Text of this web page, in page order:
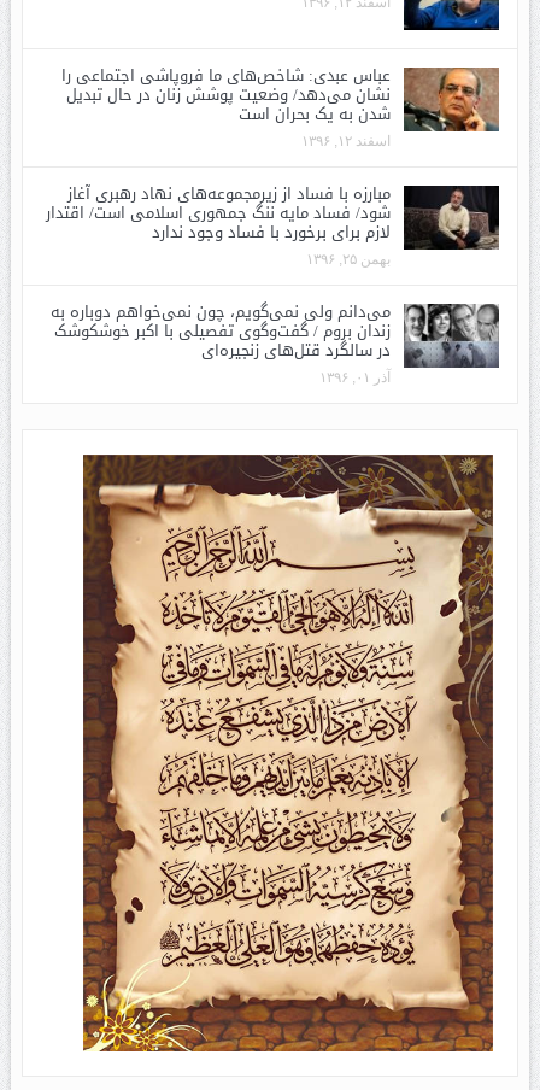
عباس عبدی: شاخص‌های ما فروپاشی اجتماعی را
نشان می‌دهد/ وضعیت پوشش زنان در حال تبدیل
شدن به یک بحران است
اسفند ۱۲, ۱۳۹۶
مبارزه با فساد از زیرمجموعه‌های نهاد رهبری آغاز
شود/ فساد مایه ننگ جمهوری اسلامی است/ اقتدار
لازم برای برخورد با فساد وجود ندارد
بهمن ۲۵, ۱۳۹۶
می‌دانم ولی نمی‌گویم، چون نمی‌خواهم دوباره به
زندان بروم / گفت‌وگوی تفصیلی با اکبر خوشکوشک
در سالگرد قتل‌های زنجیره‌ای
آذر ۰۱, ۱۳۹۶